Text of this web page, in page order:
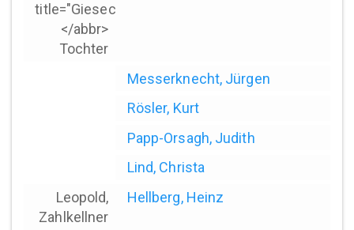
title="Giesecke">*
</abbr>
Tochter
Messerknecht, Jürgen
Rösler, Kurt
Papp-Orsagh, Judith
Lind, Christa
Leopold,
Zahlkellner
Hellberg, Heinz